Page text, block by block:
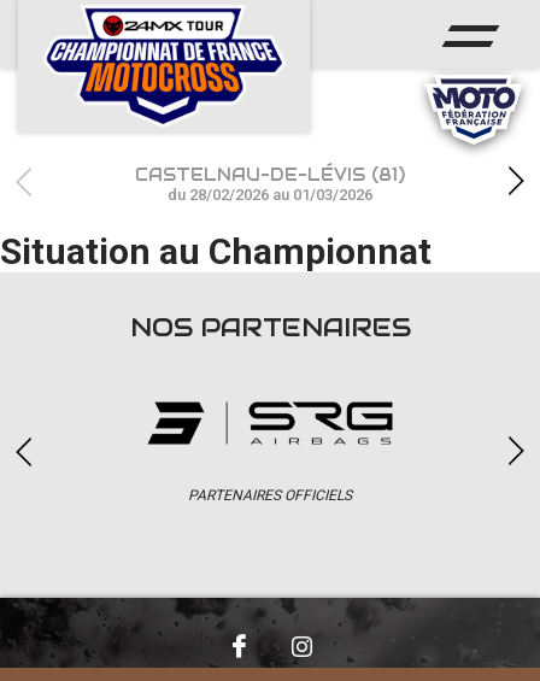
ACCUEIL
ACTUS
CALENDRIER
RÉSULTATS
PHOTOS / WEB TV
CASTELNAU-DE-LÉVIS (81)
du 28/02/2026 au 01/03/2026
Situation au Championnat
NOS PARTENAIRES
PARTENAIRES OFFICIELS